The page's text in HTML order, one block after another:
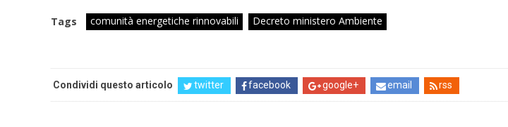
Tags comunità energetiche rinnovabili Decreto ministero Ambiente
Condividi questo articolo twitter facebook google+ email rss